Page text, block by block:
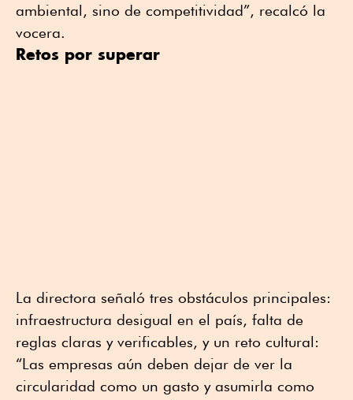
ambiental, sino de competitividad”, recalcó la
vocera.
Retos por superar
La directora señaló tres obstáculos principales:
infraestructura desigual en el país, falta de
reglas claras y verificables, y un reto cultural:
“Las empresas aún deben dejar de ver la
circularidad como un gasto y asumirla como